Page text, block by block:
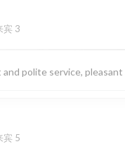
宾 3
polite service,
宾 5